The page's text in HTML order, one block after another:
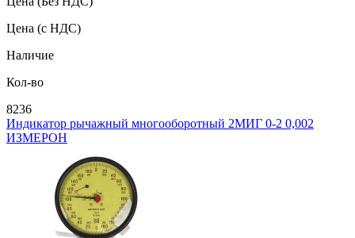
Цена (с НДС)
Наличие
Кол-во
8236
Индикатор рычажный многооборотный 2МИГ 0-2 0,002
ИЗМЕРОН